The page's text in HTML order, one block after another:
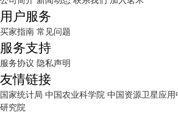
用户服务
买家指南 常见问题
服务支持
服务协议 隐私声明
友情链接
国家统计局 中国农业科学院 中国资源卫星应用
研究院